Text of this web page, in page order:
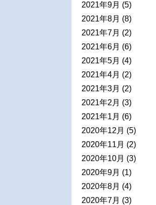
2021年9月 (5)
2021年8月 (8)
2021年7月 (2)
2021年6月 (6)
2021年5月 (4)
2021年4月 (2)
2021年3月 (2)
2021年2月 (3)
2021年1月 (6)
2020年12月 (5)
2020年11月 (2)
2020年10月 (3)
2020年9月 (1)
2020年8月 (4)
2020年7月 (3)